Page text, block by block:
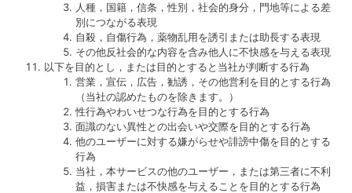
人種，国籍，信条，性別，社会的身分，門地等による差
別につながる表現
自殺，自傷行為，薬物乱用を誘引または助長する表現
その他反社会的な内容を含み他人に不快感を与える表現
以下を目的とし，または目的とすると当社が判断する行為
営業，宣伝，広告，勧誘，その他営利を目的とする行為
（当社の認めたものを除きます。）
性行為やわいせつな行為を目的とする行為
面識のない異性との出会いや交際を目的とする行為
他のユーザーに対する嫌がらせや誹謗中傷を目的とする
行為
当社，本サービスの他のユーザー，または第三者に不利
益，損害または不快感を与えることを目的とする行為